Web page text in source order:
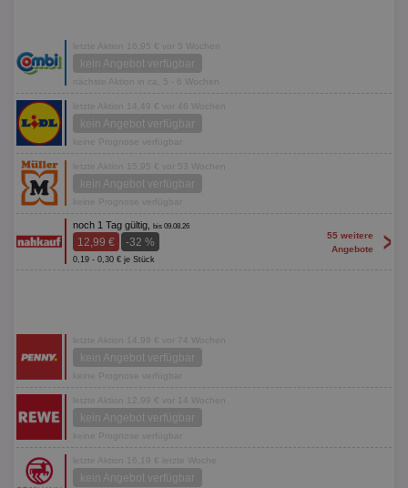
letzte Aktion 16,95 € vor 5 Wochen
kein Angebot verfügbar
nächste Aktion in ca. 5 - 6 Wochen
letzte Aktion 14,49 € vor 46 Wochen
kein Angebot verfügbar
keine Prognose verfügbar
letzte Aktion 15,95 € vor 53 Wochen
kein Angebot verfügbar
keine Prognose verfügbar
noch 1 Tag gültig, bis 09.08.26
12,99 € -32 %
0,19 - 0,30 € je Stück
55 weitere
Angebote
>
letzte Aktion 14,99 € vor 74 Wochen
kein Angebot verfügbar
keine Prognose verfügbar
letzte Aktion 12,99 € vor 14 Wochen
kein Angebot verfügbar
keine Prognose verfügbar
letzte Aktion 16,19 € letzte Woche
kein Angebot verfügbar